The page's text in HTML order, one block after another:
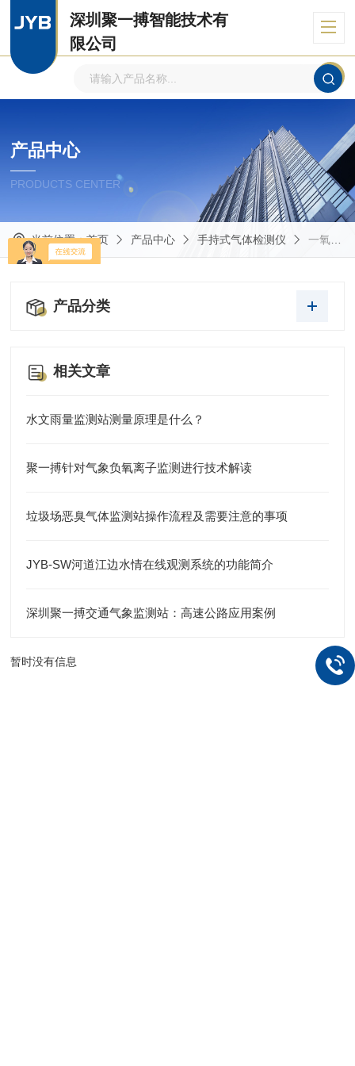
深圳聚一搏智能技术有
限公司
产品中心
PRODUCTS CENTER
当前位置：首页 产品中心 手持式气体检测仪 一氧化碳检测仪
产品分类
相关文章
水文雨量监测站测量原理是什么？
聚一搏针对气象负氧离子监测进行技术解读
垃圾场恶臭气体监测站操作流程及需要注意的事项
JYB-SW河道江边水情在线观测系统的功能简介
深圳聚一搏交通气象监测站：高速公路应用案例
暂时没有信息